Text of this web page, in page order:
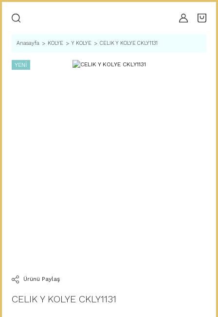
Anasayfa KOLYE Y KOLYE CELIK Y KOLYE CKLY1131
YENİ
Ürünü Paylaş
CELIK Y KOLYE CKLY1131